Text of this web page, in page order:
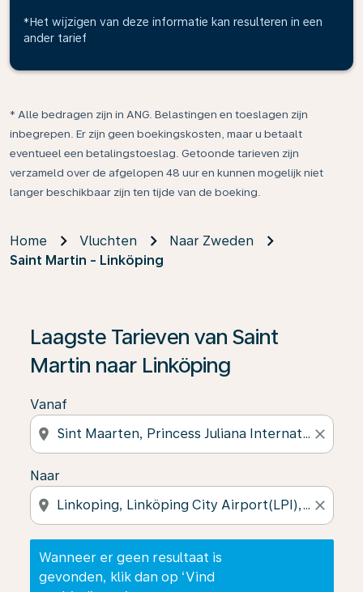
*Het wijzigen van deze informatie kan resulteren in een
ander tarief
* Alle bedragen zijn in ANG. Belastingen en toeslagen zijn
inbegrepen. Er zijn geen boekingskosten, maar u betaalt
eventueel een betalingstoeslag. Getoonde tarieven zijn
verzameld over de afgelopen 48 uur en kunnen mogelijk niet
langer beschikbaar zijn ten tijde van de boeking.
Home Vluchten
Naar Zweden
Saint Martin - Linköping
Laagste Tarieven van Saint
Martin naar Linköping
Vanaf
location_on close
Naar
location_on close
Wanneer er geen resultaat is
gevonden, klik dan op ‘Vind
Wanneer er geen resultaat is gevonden, klik dan op